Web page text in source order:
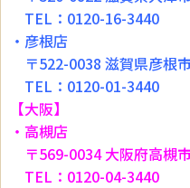
TEL：0120-16-3440
・彦根店
〒522-0038 滋賀県彦根
TEL：0120-01-3440
【大阪】
・高槻店
〒569-0034 大阪府高槻
TEL：0120-04-3440